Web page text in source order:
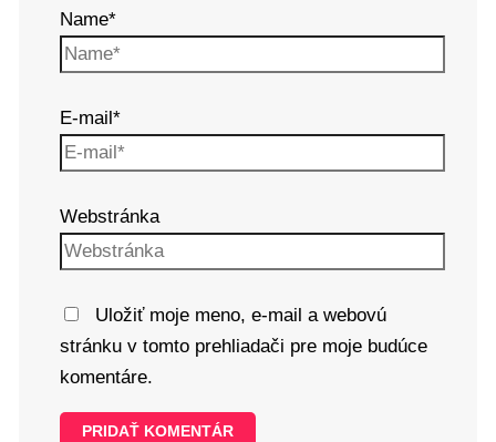
Name*
E-mail*
Webstránka
Uložiť moje meno, e-mail a webovú
stránku v tomto prehliadači pre moje budúce
komentáre.